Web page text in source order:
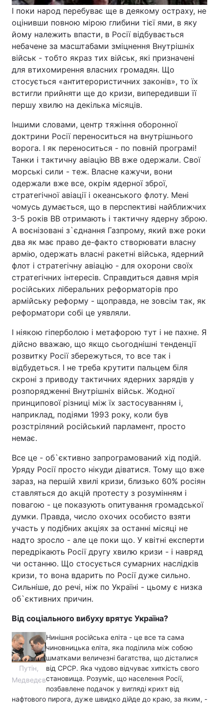
І поки народ перебуває ще в деякому остраху, не
оцінивши повною мірою глибини тієї ями, в яку
йому належить впасти, в Росії відбувається
небачене за масштабами зміцнення Внутрішніх
військ - тобто якраз тих військ, які призначені
для втихомирення власних громадян. Що
стосується «антитерористичних законів», то їх
встигли прийняти ще до кризи, випередивши її
першу хвилю на декілька місяців.
Іншими словами, центр тяжіння оборонної
доктрини Росії переноситься на внутрішнього
ворога. І як переноситься - по повній програмі!
Танки і тактичну авіацію ВВ вже одержали. Свої
морські сили - теж. Власне кажучи, вони
одержали вже все, окрім ядерної зброї,
стратегічної авіації і океанського флоту. Мені
чомусь думається, що в перспективі найближчих
3-5 років ВВ отримають і тактичну ядерну зброю.
А воєнізовані з`єднання Газпрому, який вже роки
два як має право де-факто створювати власну
армію, одержать власні ракетні війська, ядерний
флот і стратегічну авіацію - для охорони своїх
стратегічних інтересів. Справдиться давня мрія
російських ліберальних реформаторів про
армійську реформу - щоправда, не зовсім так, як
реформатори собі це уявляли.
І ніякою гіперболою і метафорою тут і не пахне. Я
дійсно вважаю, що якщо сьогоднішні тенденції
розвитку Росії збережуться, то все так і
відбудеться. І не треба крутити пальцем біля
скроні з приводу тактичних ядерних зарядів у
розпорядженні Внутрішніх військ. Жодної
принципової різниці між їх застосуванням і,
наприклад, подіями 1993 року, коли був
розстріляний російський парламент, просто
немає.
Все це - об`єктивно запрограмований хід подій.
Уряду Росії просто нікуди діватися. Тому що вже
зараз, на першій хвилі кризи, близько 60% росіян
ставляться до акцій протесту з розумінням і
повагою - це показують опитування громадської
думки. Правда, число охочих особисто взяти
участь у подібних акціях за останні місяці не
надто зросло - але це поки що. У квітні експерти
передрікають Росії другу хвилю кризи - і навряд
чи останню. Що стосується сумарних наслідків
кризи, то вона вдарить по Росії дуже сильно.
Сильніше, до речі, ніж по Україні - цьому є низка
об`єктивних причин.
Від соціального вибуху врятує Україна?
Путін,
Медведєв
Нинішня російська еліта - це все та сама
чиновницька еліта, яка поділила між собою
шматками величезні багатства, що дісталися
від СРСР. Яка чудово відчуває хиткість свого
становища. Розуміє, що населення Росії,
позбавлене подачок у вигляді крихт від
нафтового пирога, дуже швидко дійде до краю, за яким, -